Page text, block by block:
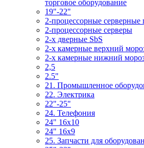
торговое оборудование
19"-22"
2-процессорные
2-процессорные серверы
2-х дверные SbS
2-х камерные верхний
2-х камерные нижний
2,5
2.5"
21. Промышленное
22. Электрика
22"-25"
24. Телефония
24" 16x10
24" 16x9
25. Запчасти для